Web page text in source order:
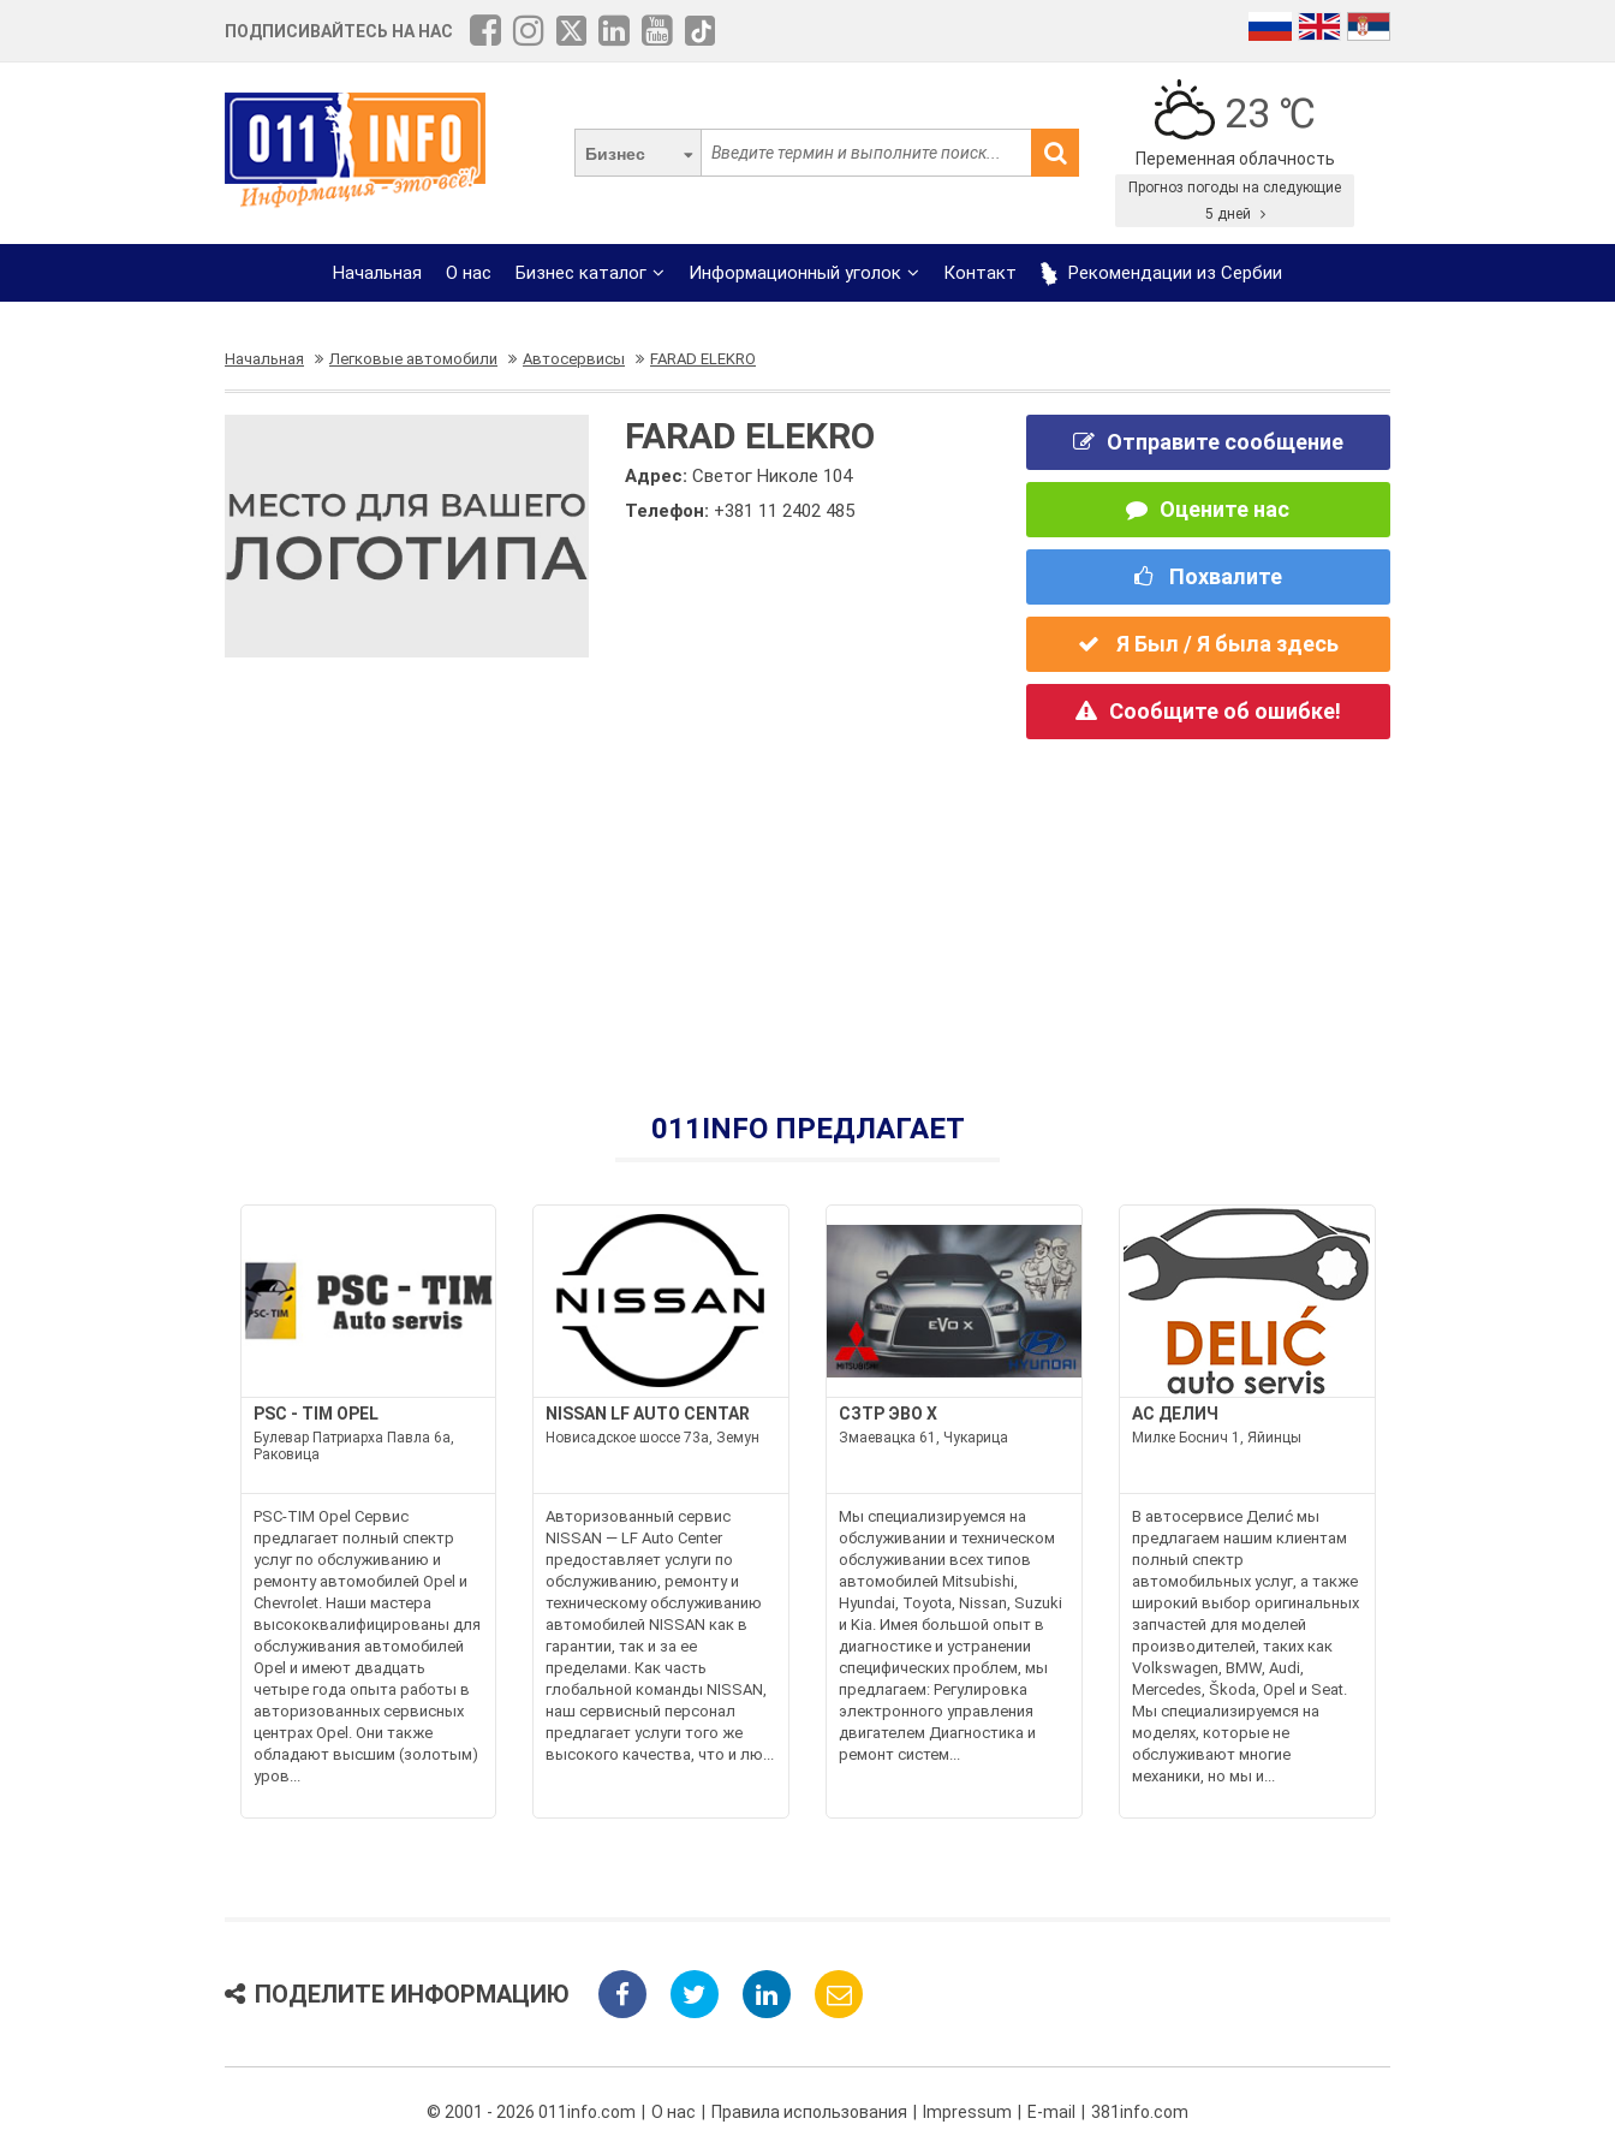
ПОДПИСИВАЙТЕСЬ НА НАС
Бизнес
23 ℃
Переменная облачность
Прогноз погоды на следующие
5 дней
Начальная О нас Бизнес каталог Информационный уголок Контакт Рекомендации из Сербии
Начальная Легковые автомобили Автосервисы FARAD ELEKRO
FARAD ELEKRO
Адрес:Светог Николе 104
Телефон: +381 11 2402 485
Отправите сообщение
Оцените нас
Похвалите
Я Был / Я была здесь
Сообщите об ошибке!
011INFO ПРЕДЛАГАЕТ
PSC - TIM OPEL
Булевар Патриарха Павла 6а,
Раковица
PSC-TIM Opel Сервис
предлагает полный спектр
услуг по обслуживанию и
ремонту автомобилей Opel и
Chevrolet. Наши мастера
высококвалифицированы для
обслуживания автомобилей
Opel и имеют двадцать
четыре года опыта работы в
авторизованных сервисных
центрах Opel. Они также
обладают высшим (золотым)
уров...
NISSAN LF AUTO CENTAR
Новисадское шоссе 73а, Земун
Авторизованный сервис
NISSAN — LF Auto Center
предоставляет услуги по
обслуживанию, ремонту и
техническому обслуживанию
автомобилей NISSAN как в
гарантии, так и за ее
пределами. Как часть
глобальной команды NISSAN,
наш сервисный персонал
предлагает услуги того же
высокого качества, что и лю...
СЗТР ЭВО Х
Змаевацка 61, Чукарица
Мы специализируемся на
обслуживании и техническом
обслуживании всех типов
автомобилей Mitsubishi,
Hyundai, Toyota, Nissan, Suzuki
и Kia. Имея большой опыт в
диагностике и устранении
специфических проблем, мы
предлагаем: Регулировка
электронного управления
двигателем Диагностика и
ремонт систем...
АС ДЕЛИЧ
Милке Боснич 1, Яйинцы
В автосервисе Делиć мы
предлагаем нашим клиентам
полный спектр
автомобильных услуг, а также
широкий выбор оригинальных
запчастей для моделей
производителей, таких как
Volkswagen, BMW, Audi,
Mercedes, Škoda, Opel и Seat.
Мы специализируемся на
моделях, которые не
обслуживают многие
механики, но мы и...
ПОДЕЛИТЕ ИНФОРМАЦИЮ
© 2001 - 2026 011info.com О нас Правила использования Impressum E-mail 381info.com